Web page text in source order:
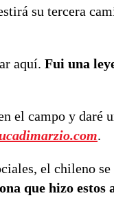
su tercera
aquí. Fui una
el campo y daré
.
el chileno
que hizo